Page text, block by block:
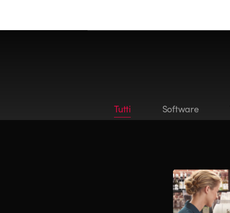
Tutti Software